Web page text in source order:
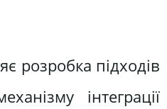
розробка підходів
інтеграції